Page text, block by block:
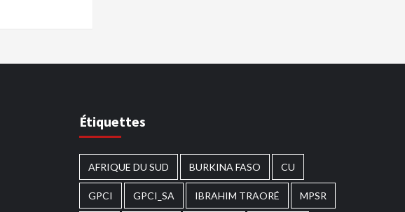
Étiquettes
AFRIQUE DU SUD BURKINA FASO CU
GPCI GPCI_SA IBRAHIM TRAORÉ MPSR